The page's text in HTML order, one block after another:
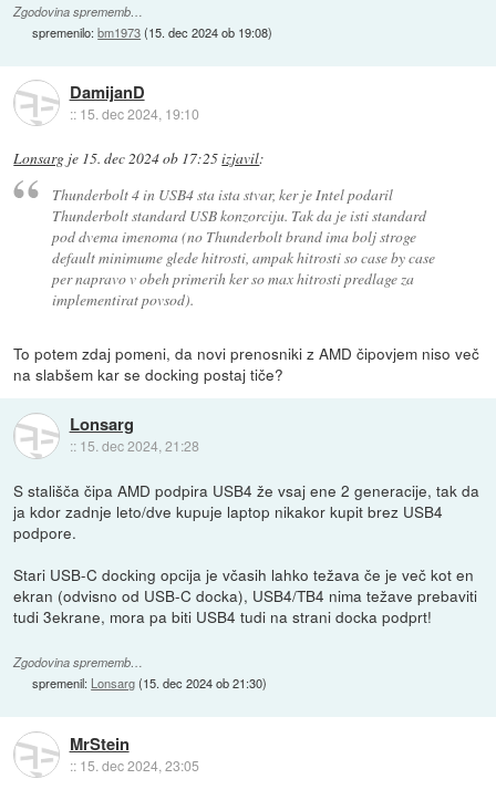
Zgodovina sprememb…
spremenilo:bm1973(15. dec 2024 ob 19:08)
DamijanD
:: 15. dec 2024, 19:10
Lonsarg je 15. dec 2024 ob 17:25izjavil:
Thunderbolt 4 in USB4 sta ista stvar, ker je Intel podaril
Thunderbolt standard USB konzorciju. Tak da je isti standard
pod dvema imenoma (no Thunderbolt brand ima bolj stroge
default minimume glede hitrosti, ampak hitrosti so case by case
per napravo v obeh primerih ker so max hitrosti predlage za
implementirat povsod).
To potem zdaj pomeni, da novi prenosniki z AMD čipovjem niso več
na slabšem kar se docking postaj tiče?
Lonsarg
:: 15. dec 2024, 21:28
S stališča čipa AMD podpira USB4 že vsaj ene 2 generacije, tak da
ja kdor zadnje leto/dve kupuje laptop nikakor kupit brez USB4
podpore.
Stari USB-C docking opcija je včasih lahko težava če je več kot en
ekran (odvisno od USB-C docka), USB4/TB4 nima težave prebaviti
tudi 3ekrane, mora pa biti USB4 tudi na strani docka podprt!
Zgodovina sprememb…
spremenil: Lonsarg(15. dec 2024 ob 21:30)
MrStein
:: 15. dec 2024, 23:05